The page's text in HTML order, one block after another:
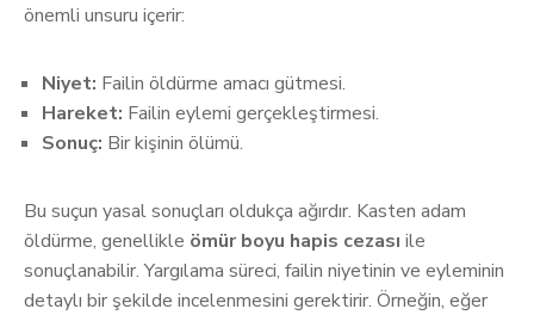
önemli unsuru içerir:
Niyet: Failin öldürme amacı gütmesi.
Hareket: Failin eylemi gerçekleştirmesi.
Sonuç: Bir kişinin ölümü.
Bu suçun yasal sonuçları oldukça ağırdır. Kasten adam
öldürme, genellikle ömür boyu hapis cezası ile
sonuçlanabilir. Yargılama süreci, failin niyetinin ve eyleminin
detaylı bir şekilde incelenmesini gerektirir. Örneğin, eğer